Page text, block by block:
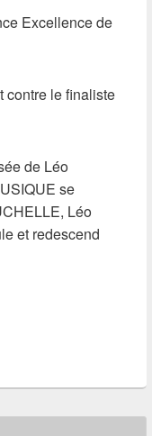
Excellence de
contre le finaliste
de Léo
se
Léo
et redescend